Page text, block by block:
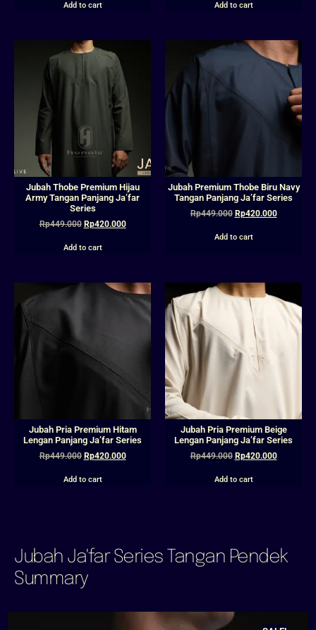
Add to cart Add to cart
Jubah Thobe Premium Hijau
Army Tangan Panjang Ja’far
Series
Rp449.000 Rp420.000
Add to cart
Jubah Premium Thobe Biru Navy
Tangan Panjang Ja’far Series
Rp449.000 Rp420.000
Add to cart
Jubah Pria Premium Hitam
Lengan Panjang Ja’far Series
Rp449.000 Rp420.000
Add to cart
Jubah Pria Premium Beige
Lengan Panjang Ja’far Series
Rp449.000 Rp420.000
Add to cart
Jubah Ja'far Series Tangan Pendek
Summary